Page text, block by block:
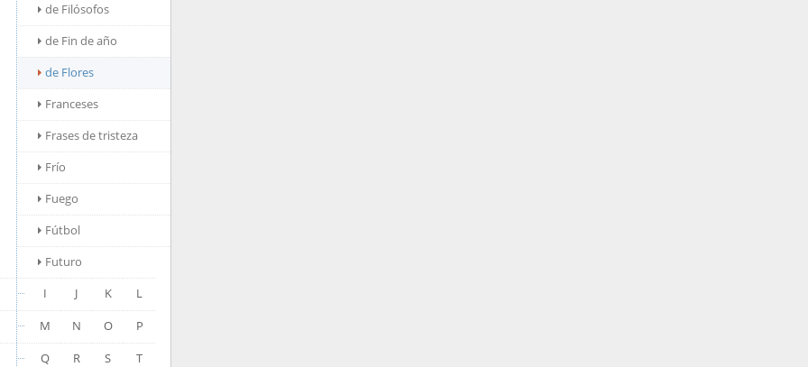
de Filósofos
de Fin de año
de Flores
Franceses
Frases de tristeza
Frío
Fuego
Fútbol
Futuro
I
J K
L
M
N O
P
Q
R S
T